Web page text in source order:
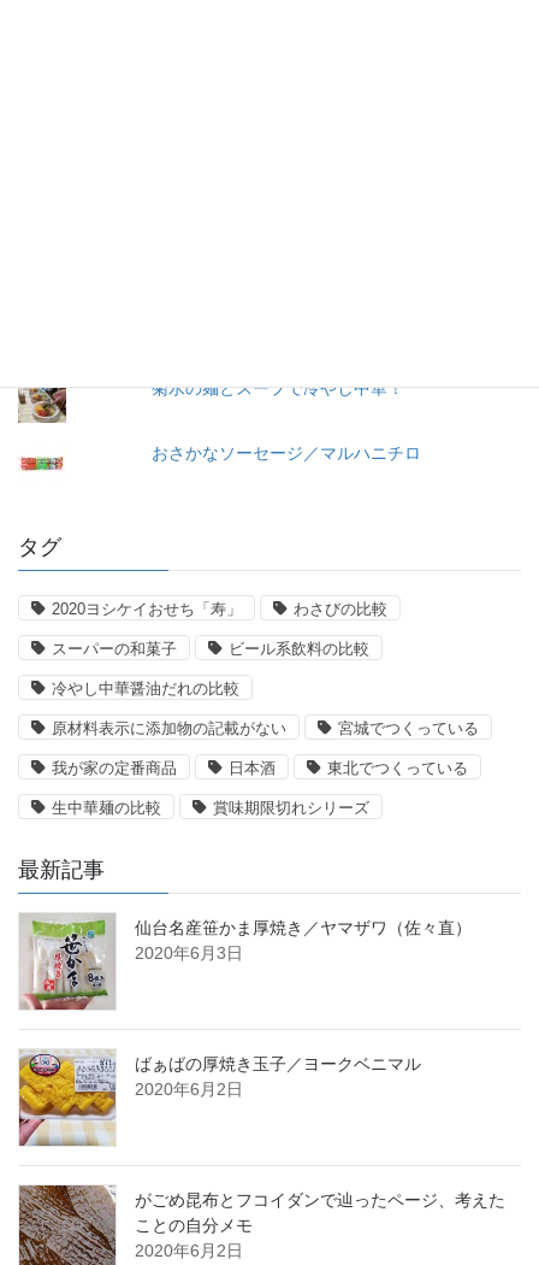
菊水の麺とスープで冷やし中華！
おさかなソーセージ／マルハニチロ
タグ
2020ヨシケイおせち「寿」 わさびの比較
スーパーの和菓子 ビール系飲料の比較
冷やし中華醤油だれの比較
原材料表示に添加物の記載がない 宮城でつくっている
我が家の定番商品 日本酒 東北でつくっている
生中華麺の比較 賞味期限切れシリーズ
最新記事
仙台名産笹かま厚焼き／ヤマザワ（佐々直）
2020年6月3日
ばぁばの厚焼き玉子／ヨークベニマル
2020年6月2日
がごめ昆布とフコイダンで辿ったページ、考えた
ことの自分メモ
2020年6月2日